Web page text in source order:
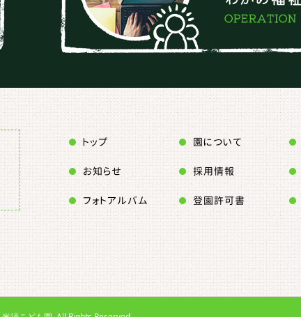
トップ 園について
お知らせ 採用情報
フォトアルバム 登園許可書